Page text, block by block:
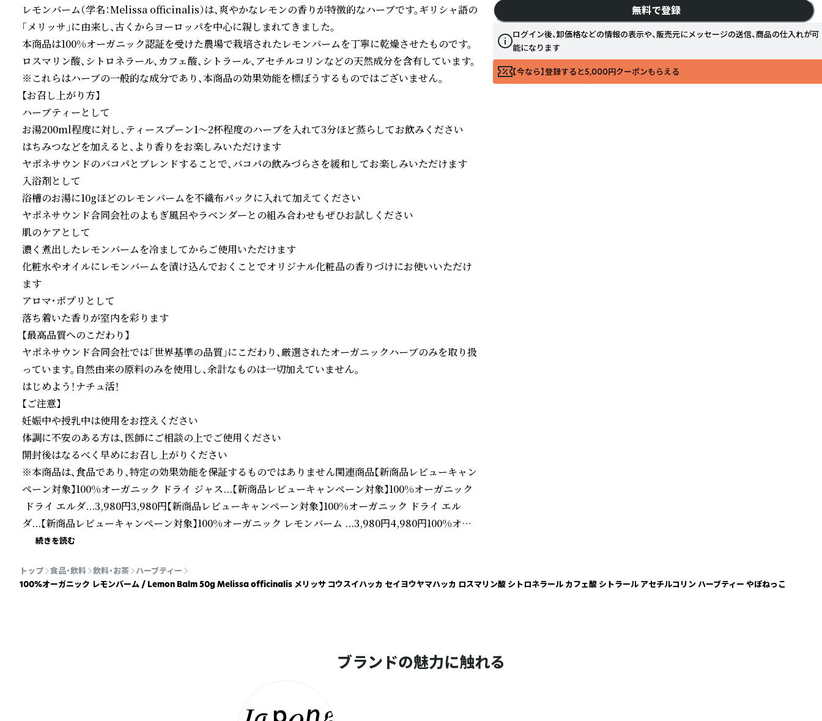
レモンバーム（学名：Melissa officinalis）は、爽やかなレモンの香りが特徴的なハーブです。ギリシャ語の
「メリッサ」に由来し、古くからヨーロッパを中心に親しまれてきました。
本商品は100%オーガニック認証を受けた農場で栽培されたレモンバームを丁寧に乾燥させたものです。
ロスマリン酸、シトロネラール、カフェ酸、シトラール、アセチルコリンなどの天然成分を含有しています。
※これらはハーブの一般的な成分であり、本商品の効果効能を標ぼうするものではございません。
【お召し上がり方】
ハーブティーとして
お湯200ml程度に対し、ティースプーン1〜2杯程度のハーブを入れて3分ほど蒸らしてお飲みください
はちみつなどを加えると、より香りをお楽しみいただけます
ヤポネサウンドのバコパとブレンドすることで、バコパの飲みづらさを緩和してお楽しみいただけます
入浴剤として
浴槽のお湯に10gほどのレモンバームを不織布パックに入れて加えてください
ヤポネサウンド合同会社のよもぎ風呂やラベンダーとの組み合わせもぜひお試しください
肌のケアとして
濃く煮出したレモンバームを冷ましてからご使用いただけます
化粧水やオイルにレモンバームを漬け込んでおくことでオリジナル化粧品の香りづけにお使いいただけ
ます
アロマ・ポプリとして
落ち着いた香りが室内を彩ります
【最高品質へのこだわり】
ヤポネサウンド合同会社では「世界基準の品質」にこだわり、厳選されたオーガニックハーブのみを取り扱
っています。自然由来の原料のみを使用し、余計なものは一切加えていません。
はじめよう！ナチュ活！
【ご注意】
妊娠中や授乳中は使用をお控えください
体調に不安のある方は、医師にご相談の上でご使用ください
開封後はなるべく早めにお召し上がりください
※本商品は、食品であり、特定の効果効能を保証するものではありません関連商品【新商品レビューキャン
ペーン対象】100%オーガニック ドライ ジャス...【新商品レビューキャンペーン対象】100%オーガニック
ドライ エルダ...3,980円3,980円【新商品レビューキャンペーン対象】100%オーガニック ドライ エル
ダ...【新商品レビューキャンペーン対象】100%オーガニック レモンバーム ...3,980円4,980円100%オー
ガニック レモンバーム / Lemon Balm 25g ...【新商品レビューキャンペーン対象】100%オーガニック リ
品レビューキャンペーン対象】100%オーガニック フィーバーフュ...3,780円3,780円【新商品レビューキ
ャンペーン対象】100%オーガニック レモンバーベ...【新商品レビューキャンペーン対象】100%オーガニ
・表示されているランキングはジーケーライン、TENKI-JAPANのシステムにより自動更新されており、意
・掲載しているレビューは楽天市場で実際のお客様からいただいたものです。
続きを読む
無料で登録
ログイン後、卸価格などの情報の表示や、販売元にメッセージの送信、商品の仕入れが可
能になります
【今なら】登録すると5,000円クーポンもらえる
トップ 食品・飲料 飲料・お茶
ハーブティー
100%オーガニック レモンバーム / Lemon Balm 50g Melissa officinalis メリッサ コウスイハッカ セイヨウヤマハッカ ロスマリン酸 シトロネラール カフェ酸 シトラール アセチルコリン ハーブティー やぽねっこ
ブランドの魅力に触れる